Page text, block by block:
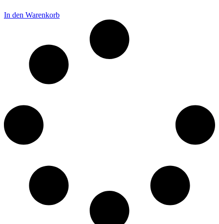
In den Warenkorb